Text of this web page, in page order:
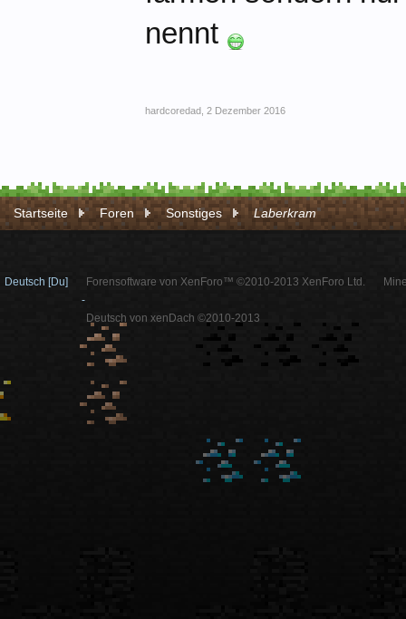
nennt
hardcoredad 2 Dezember 2016
Startseite Foren Sonstiges Laberkram
Deutsch [Du]
Forensoftware von XenForo™ ©2010-2013 XenForo Ltd.
-
Deutsch von xenDach ©2010-2013